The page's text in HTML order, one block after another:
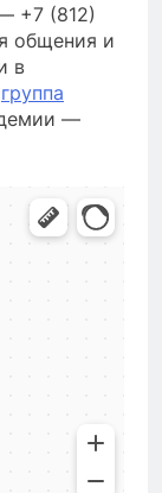
+7 (812)
общения и
в
группa
—